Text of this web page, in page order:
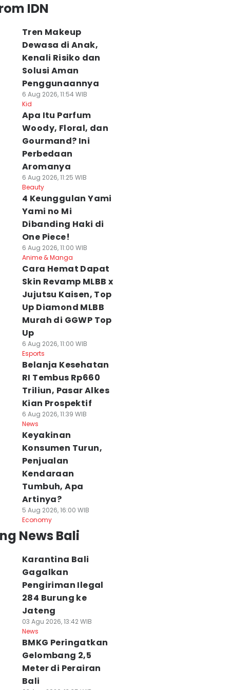
Masuk 5
Komoditas
Kemiskinan
Harga Beras dan
Pangan Lainnya di
Bali 5 Agustus
IDN
Tren Makeup
Dewasa di Anak,
Kenali Risiko dan
Solusi Aman
Penggunaannya
6 Aug 2026, 11:54 WIB
Kid
Apa Itu Parfum
Woody, Floral, dan
Gourmand? Ini
Perbedaan
Aromanya
6 Aug 2026, 11:25 WIB
Beauty
4 Keunggulan Yami
Yami no Mi
Dibanding Haki di
One Piece!
6 Aug 2026, 11:00 WIB
Anime & Manga
Cara Hemat Dapat
Skin Revamp MLBB x
Jujutsu Kaisen, Top
Up Diamond MLBB
Murah di GGWP Top
Up
6 Aug 2026, 11:00 WIB
Esports
Belanja Kesehatan
RI Tembus Rp660
Triliun, Pasar Alkes
Kian Prospektif
6 Aug 2026, 11:39 WIB
News
Keyakinan
Konsumen Turun,
Penjualan
Kendaraan
Tumbuh, Apa
Artinya?
5 Aug 2026, 16:00 WIB
Economy
News Bali
Karantina Bali
Gagalkan
Pengiriman Ilegal
284 Burung ke
Jateng
03 Agu 2026, 13:42 WIB
News
BMKG Peringatkan
Gelombang 2,5
Meter di Perairan
Bali